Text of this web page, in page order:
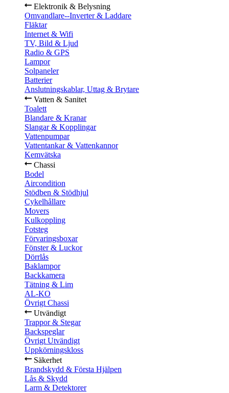
Elektronik & Belysning
Omvandlare--Inverter & Laddare
Fläktar
Internet & Wifi
TV, Bild & Ljud
Radio & GPS
Lampor
Solpaneler
Batterier
Anslutningskablar, Uttag & Brytare
Vatten & Sanitet
Toalett
Blandare & Kranar
Slangar & Kopplingar
Vattenpumpar
Vattentankar & Vattenkannor
Kemvätska
Chassi
Bodel
Aircondition
Stödben & Stödhjul
Cykelhållare
Movers
Kulkoppling
Fotsteg
Förvaringsboxar
Fönster & Luckor
Dörrlås
Baklampor
Backkamera
Tätning & Lim
AL-KO
Övrigt Chassi
Utvändigt
Trappor & Stegar
Backspeglar
Övrigt Utvändigt
Uppkörningskloss
Säkerhet
Brandskydd & Första Hjälpen
Lås & Skydd
Larm & Detektorer